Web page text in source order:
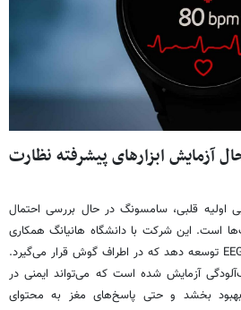
آزمایش ابزارهای پیشرفته نظارت
اولیه قلبی، سامسونگ در حال بررسی احتمال
است. این شرکت با دانشگاه هانیانگ همکاری
کرده تا یک نمونه اولیه دستگاه EEG توسعه دهد که در اطراف گوش قرار می‌گیرد.
آزمایش شده است که می‌تواند ایمنی در
بهبود بخشد و حتی پاسخ‌های مغز به محتوای